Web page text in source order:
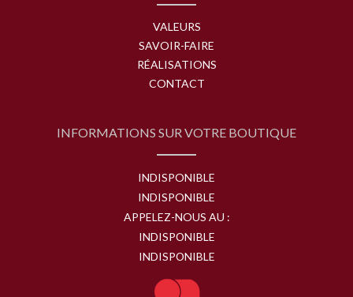
VALEURS
SAVOIR-FAIRE
RÉALISATIONS
CONTACT
INFORMATIONS SUR VOTRE BOUTIQUE
INDISPONIBLE
INDISPONIBLE
APPELEZ-NOUS AU :
INDISPONIBLE
INDISPONIBLE